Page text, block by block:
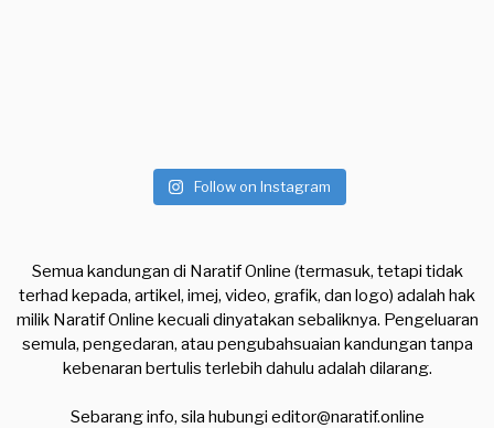
Follow on Instagram
Semua kandungan di Naratif Online (termasuk, tetapi tidak
terhad kepada, artikel, imej, video, grafik, dan logo) adalah hak
milik Naratif Online kecuali dinyatakan sebaliknya. Pengeluaran
semula, pengedaran, atau pengubahsuaian kandungan tanpa
kebenaran bertulis terlebih dahulu adalah dilarang.
Sebarang info, sila hubungi editor@naratif.online